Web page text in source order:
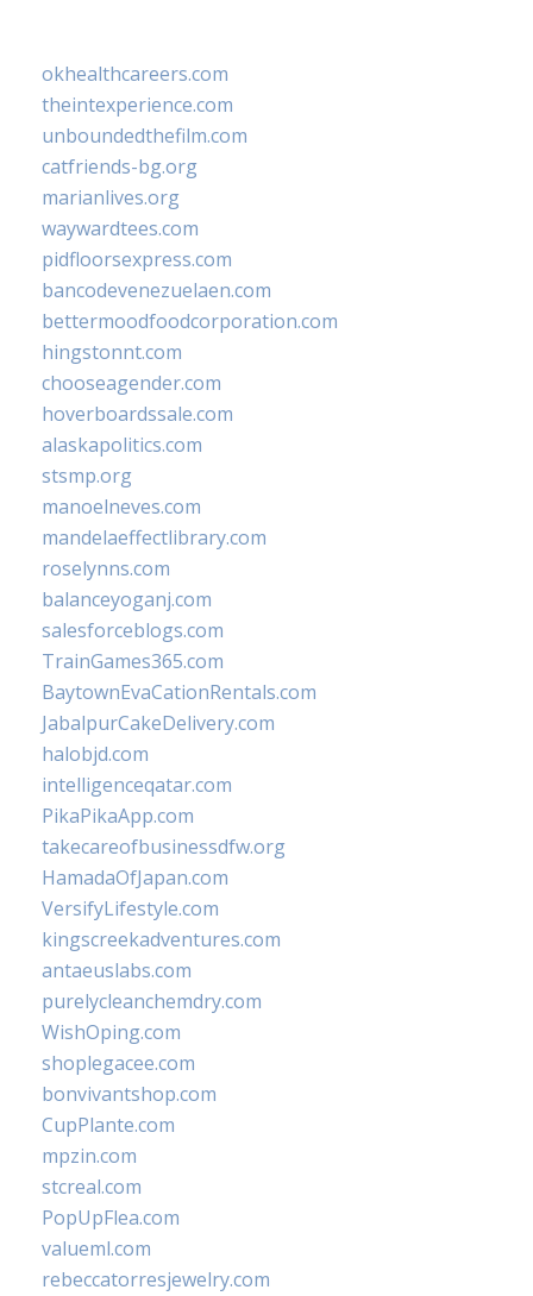
okhealthcareers.com
theintexperience.com
unboundedthefilm.com
catfriends-bg.org
marianlives.org
waywardtees.com
pidfloorsexpress.com
bancodevenezuelaen.com
bettermoodfoodcorporation.com
hingstonnt.com
chooseagender.com
hoverboardssale.com
alaskapolitics.com
stsmp.org
manoelneves.com
mandelaeffectlibrary.com
roselynns.com
balanceyoganj.com
salesforceblogs.com
TrainGames365.com
BaytownEvaCationRentals.com
JabalpurCakeDelivery.com
halobjd.com
intelligenceqatar.com
PikaPikaApp.com
takecareofbusinessdfw.org
HamadaOfJapan.com
VersifyLifestyle.com
kingscreekadventures.com
antaeuslabs.com
purelycleanchemdry.com
WishOping.com
shoplegacee.com
bonvivantshop.com
CupPlante.com
mpzin.com
stcreal.com
PopUpFlea.com
valueml.com
rebeccatorresjewelry.com